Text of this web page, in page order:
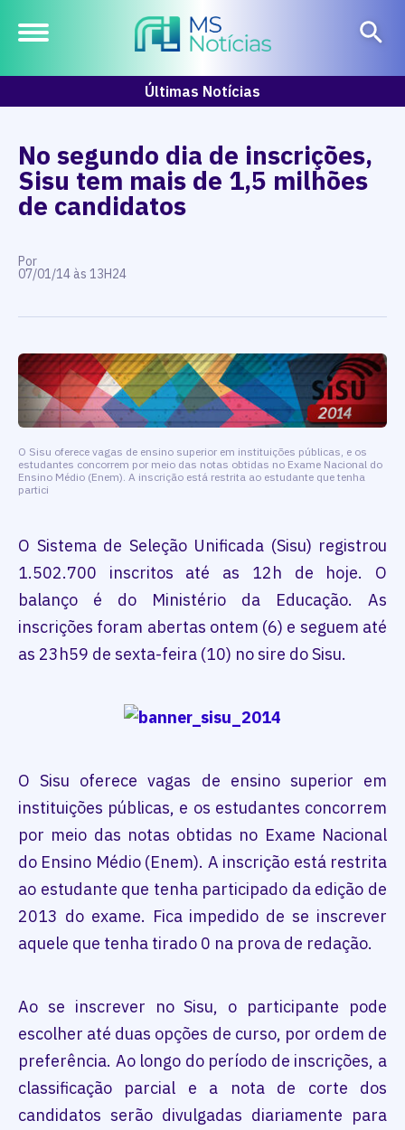
Últimas Notícias
No segundo dia de inscrições,
Sisu tem mais de 1,5 milhões
de candidatos
Por
07/01/14 às 13H24
O Sisu oferece vagas de ensino superior em instituições públicas, e os
estudantes concorrem por meio das notas obtidas no Exame Nacional do
Ensino Médio (Enem). A inscrição está restrita ao estudante que tenha
partici
O Sistema de Seleção Unificada (Sisu) registrou
1.502.700 inscritos até as 12h de hoje. O
balanço é do Ministério da Educação. As
inscrições foram abertas ontem (6) e seguem até
as 23h59 de sexta-feira (10) no sire do Sisu.
O Sisu oferece vagas de ensino superior em
instituições públicas, e os estudantes concorrem
por meio das notas obtidas no Exame Nacional
do Ensino Médio (Enem). A inscrição está restrita
ao estudante que tenha participado da edição de
2013 do exame. Fica impedido de se inscrever
aquele que tenha tirado 0 na prova de redação.
Ao se inscrever no Sisu, o participante pode
escolher até duas opções de curso, por ordem de
preferência. Ao longo do período de inscrições, a
classificação parcial e a nota de corte dos
candidatos serão divulgadas diariamente para